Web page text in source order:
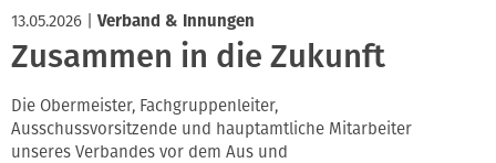
13.05.2026 Verband & Innungen
Zusammen in die Zukunft
Die Obermeister, Fachgruppenleiter,
Ausschussvorsitzende und hauptamtliche Mitarbeiter
unseres Verbandes vor dem Aus und